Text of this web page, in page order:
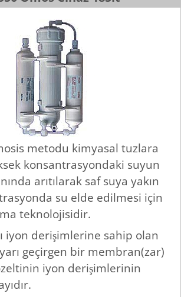
metodu kimyasal tuzlara
konsantrasyondaki suyun
arıtılarak saf suya yakın
su elde edilmesi için
teknolojisidir.
iyon derişimlerine sahip olan
geçirgen bir membran(zar)
iyon derişimlerinin